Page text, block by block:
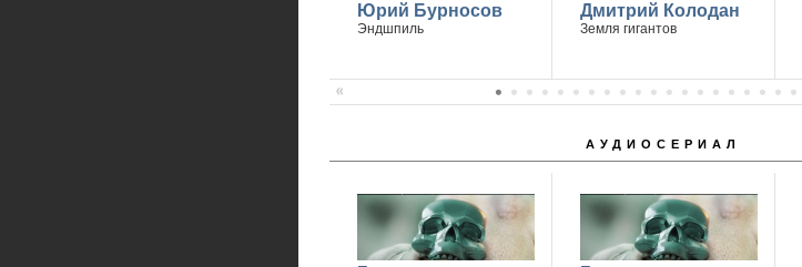
Юрий Бурносов
Эндшпиль
Дмитрий Колодан
Земля гигантов
АУДИОСЕРИАЛ